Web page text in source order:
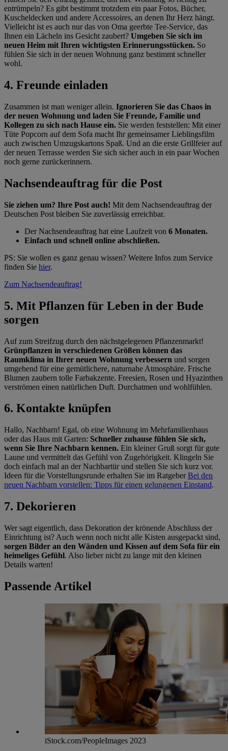
entrümpeln? Es gibt bestimmt trotzdem ein paar Fotos, Bücher,
Kuscheldecken und andere Accessoires, an denen Ihr Herz hängt.
Vielleicht ist es auch nur das von Oma geerbte Tee-Service, das
Ihnen ein Lächeln ins Gesicht zaubert? Umgeben Sie sich im
neuen Heim mit Ihren wichtigsten Erinnerungsstücken. So
fühlen Sie sich in der neuen Wohnung ganz bestimmt schneller
wohl.
4. Freunde einladen
Zusammen ist man weniger allein. Ignorieren Sie das Chaos in
der neuen Wohnung und laden Sie Freunde, Familie und
Kollegen zu sich nach Hause ein. Sie werden feststellen: Mit einer
Tüte Popcorn auf dem Sofa macht Ihr gemeinsamer Lieblingsfilm
auch zwischen Umzugskartons Spaß. Und an die erste Grillfeier auf
der neuen Terrasse werden Sie sich sicher auch in ein paar Wochen
noch gerne zurückerinnern.
Nachsendeauftrag für die Post
Sie ziehen um? Ihre Post auch! Mit dem Nachsendeauftrag der
Deutschen Post bleiben Sie zuverlässig erreichbar.
Der Nachsendeauftrag hat eine Laufzeit von 6 Monaten.
Einfach und schnell online abschließen.
PS: Sie wollen es ganz genau wissen? Weitere Infos zum Service
finden Sie hier.
Zum Nachsendeauftrag!
5. Mit Pflanzen für Leben in der Bude
sorgen
Auf zum Streifzug durch den nächstgelegenen Pflanzenmarkt!
Grünpflanzen in verschiedenen Größen können das
Raumklima in Ihrer neuen Wohnung verbessern und sorgen
umgehend für eine gemütlichere, naturnahe Atmosphäre. Frische
Blumen zaubern tolle Farbakzente. Freesien, Rosen und Hyazinthen
verströmen einen natürlichen Duft. Durchatmen und wohlfühlen.
6. Kontakte knüpfen
Hallo, Nachbarn! Egal, ob eine Wohnung im Mehrfamilienhaus
oder das Haus mit Garten: Schneller zuhause fühlen Sie sich,
wenn Sie Ihre Nachbarn kennen. Ein kleiner Gruß sorgt für gute
Laune und vermittelt das Gefühl von Zugehörigkeit. Klingeln Sie
doch einfach mal an der Nachbartür und stellen Sie sich kurz vor.
Ideen für die Vorstellungsrunde erhalten Sie im RatgeberBei den
neuen Nachbarn vorstellen: Tipps für einen gelungenen Einstand.
7. Dekorieren
Wer sagt eigentlich, dass Dekoration der krönende Abschluss der
Einrichtung ist? Auch wenn noch nicht alle Kisten ausgepackt sind,
sorgen Bilder an den Wänden und Kissen auf dem Sofa für ein
heimeliges Gefühl. Also lieber nicht zu lange mit den kleinen
Details warten!
Passende Artikel
iStock.com/PeopleImages 2023